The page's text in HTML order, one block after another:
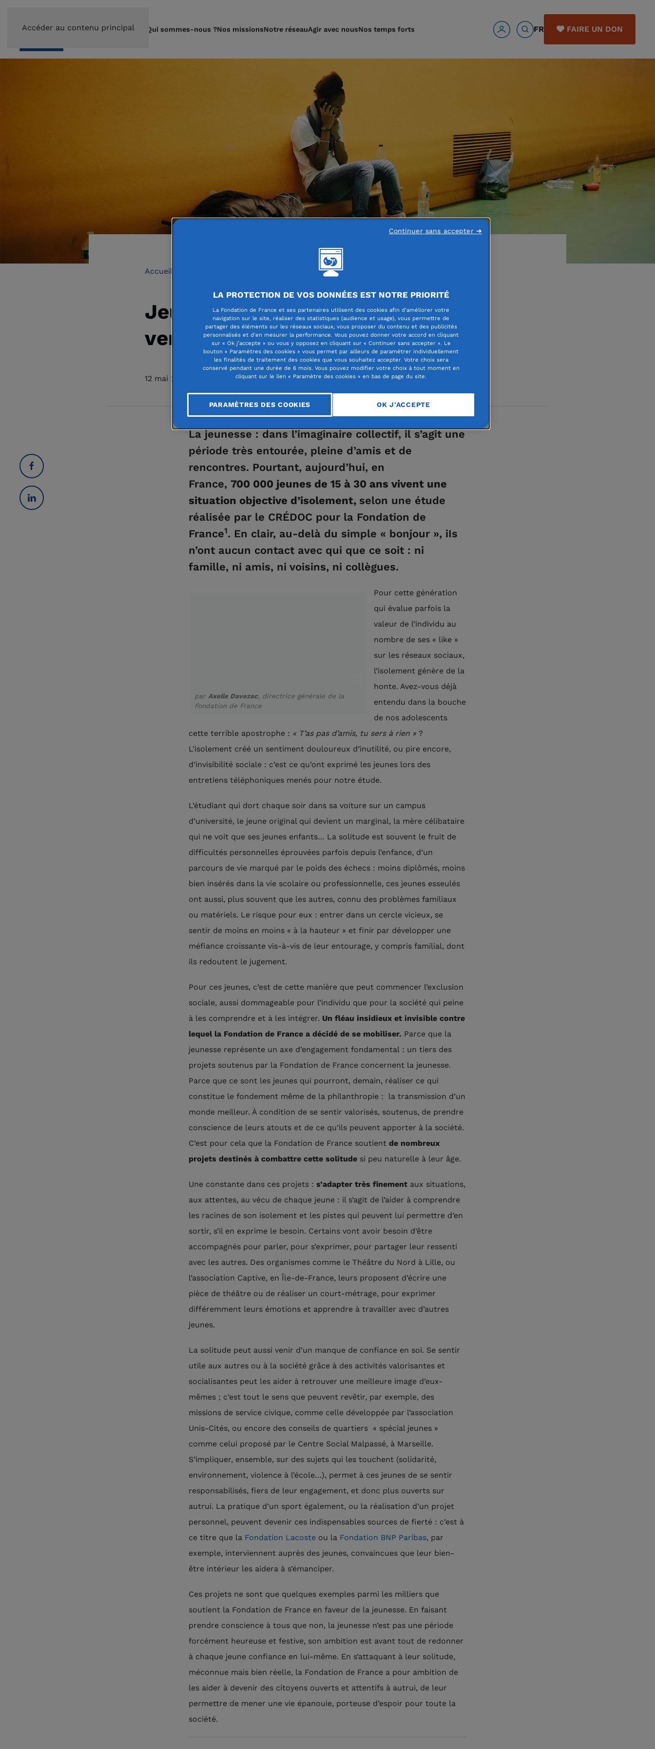
Accéder au contenu principal Qui sommes-nous ?Nos missionsNotre réseauAgir avec nousNos temps forts FR FAIRE UN DON
Accueil
Jeunes et seuls : comment leur
venir en aide ?
12 mai 2016
La jeunesse : dans l’imaginaire collectif, il s’agit une
période très entourée, pleine d’amis et de
rencontres. Pourtant, aujourd’hui, en
France, 700 000 jeunes de 15 à 30 ans vivent une
situation objective d’isolement, selon une étude
réalisée par le CRÉDOC pour la Fondation de
France1. En clair, au-delà du simple « bonjour », iIs
n’ont aucun contact avec qui que ce soit : ni
famille, ni amis, ni voisins, ni collègues.
par Axelle Davezac, directrice générale de la
Fondation de France
Pour cette génération
qui évalue parfois la
valeur de l’individu au
nombre de ses « like »
sur les réseaux sociaux,
l’isolement génère de la
honte. Avez-vous déjà
entendu dans la bouche
de nos adolescents
cette terrible apostrophe : « T’as pas d’amis, tu sers à rien » ?
L’isolement créé un sentiment douloureux d’inutilité, ou pire encore,
d’invisibilité sociale : c’est ce qu’ont exprimé les jeunes lors des
entretiens téléphoniques menés pour notre étude.
L’étudiant qui dort chaque soir dans sa voiture sur un campus
d’université, le jeune original qui devient un marginal, la mère célibataire
qui ne voit que ses jeunes enfants… La solitude est souvent le fruit de
difficultés personnelles éprouvées parfois depuis l’enfance, d’un
parcours de vie marqué par le poids des échecs : moins diplômés, moins
bien insérés dans la vie scolaire ou professionnelle, ces jeunes esseulés
ont aussi, plus souvent que les autres, connu des problèmes familiaux
ou matériels. Le risque pour eux : entrer dans un cercle vicieux, se
sentir de moins en moins « à la hauteur » et finir par développer une
méfiance croissante vis-à-vis de leur entourage, y compris familial, dont
ils redoutent le jugement.
Pour ces jeunes, c’est de cette manière que peut commencer l’exclusion
sociale, aussi dommageable pour l’individu que pour la société qui peine
à les comprendre et à les intégrer. Un fléau insidieux et invisible contre
lequel la Fondation de France a décidé de se mobiliser. Parce que la
jeunesse représente un axe d’engagement fondamental : un tiers des
projets soutenus par la Fondation de France concernent la jeunesse.
Parce que ce sont les jeunes qui pourront, demain, réaliser ce qui
constitue le fondement même de la philanthropie : la transmission d’un
monde meilleur. À condition de se sentir valorisés, soutenus, de prendre
conscience de leurs atouts et de ce qu’ils peuvent apporter à la société.
C’est pour cela que la Fondation de France soutient de nombreux
projets destinés à combattre cette solitude si peu naturelle à leur âge.
Une constante dans ces projets : s’adapter très finement aux situations,
aux attentes, au vécu de chaque jeune : il s’agit de l’aider à comprendre
les racines de son isolement et les pistes qui peuvent lui permettre d’en
sortir, s’il en exprime le besoin. Certains vont avoir besoin d’être
accompagnés pour parler, pour s’exprimer, pour partager leur ressenti
avec les autres. Des organismes comme le Théâtre du Nord à Lille, ou
l’association Captive, en Île-de-France, leurs proposent d’écrire une
pièce de théâtre ou de réaliser un court-métrage, pour exprimer
différemment leurs émotions et apprendre à travailler avec d’autres
jeunes.
La solitude peut aussi venir d’un manque de confiance en soi. Se sentir
utile aux autres ou à la société grâce à des activités valorisantes et
socialisantes peut les aider à retrouver une meilleure image d’eux-
mêmes ; c’est tout le sens que peuvent revêtir, par exemple, des
missions de service civique, comme celle développée par l’association
Unis-Cités, ou encore des conseils de quartiers « spécial jeunes »
comme celui proposé par le Centre Social Malpassé, à Marseille.
S’impliquer, ensemble, sur des sujets qui les touchent (solidarité,
environnement, violence à l’école…), permet à ces jeunes de se sentir
responsabilisés, fiers de leur engagement, et donc plus ouverts sur
autrui. La pratique d’un sport également, ou la réalisation d’un projet
personnel, peuvent devenir ces indispensables sources de fierté : c’est à
ce titre que la Fondation Lacoste ou la Fondation BNP Paribas, par
exemple, interviennent auprès des jeunes, convaincues que leur bien-
être intérieur les aidera à s’émanciper.
Ces projets ne sont que quelques exemples parmi les milliers que
soutient la Fondation de France en faveur de la jeunesse. En faisant
prendre conscience à tous que non, la jeunesse n’est pas une période
forcément heureuse et festive, son ambition est avant tout de redonner
à chaque jeune confiance en lui-même. En s’attaquant à leur solitude,
méconnue mais bien réelle, la Fondation de France a pour ambition de
les aider à devenir des citoyens ouverts et attentifs à autrui, de leur
permettre de mener une vie épanouie, porteuse d’espoir pour toute la
société.
LA PROTECTION DE VOS DONNÉES EST NOTRE PRIORITÉ
La Fondation de France et ses partenaires utilisent des cookies afin d'améliorer votre
navigation sur le site, réaliser des statistiques (audience et usage), vous permettre de
partager des éléments sur les réseaux sociaux, vous proposer du contenu et des publicités
personnalisés et d’en mesurer la performance. Vous pouvez donner votre accord en cliquant
sur « Ok j’accepte » ou vous y opposez en cliquant sur « Continuer sans accepter ». Le
bouton « Paramètres des cookies » vous permet par ailleurs de paramétrer individuellement
les finalités de traitement des cookies que vous souhaitez accepter. Votre choix sera
conservé pendant une durée de 6 mois. Vous pouvez modifier votre choix à tout moment en
cliquant sur le lien « Paramètre des cookies » en bas de page du site.
PARAMÈTRES DES COOKIES OK J'ACCEPTE
Continuer sans accepter ➜